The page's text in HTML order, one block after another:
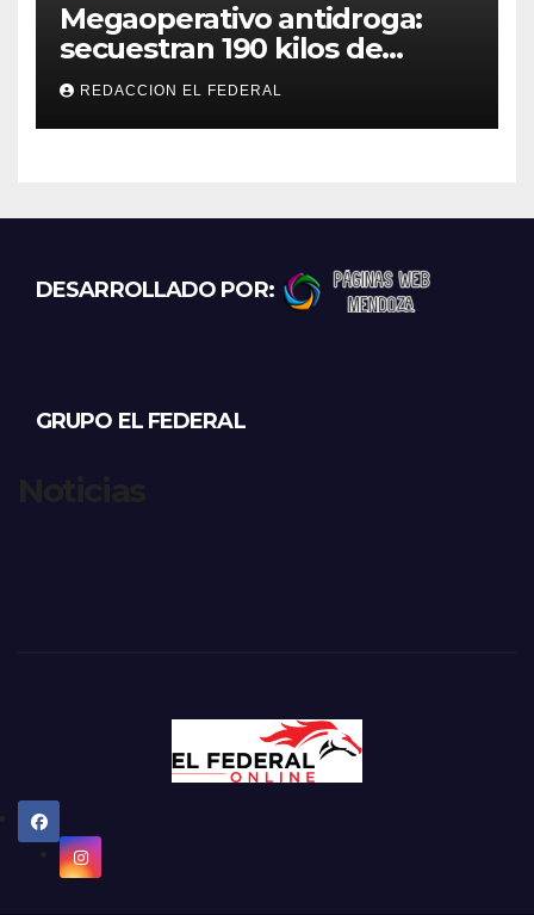
Megaoperativo antidroga:
secuestran 190 kilos de
marihuana que tenían como
destino La Rioja y Catamarca
REDACCION EL FEDERAL
DESARROLLADO POR:
GRUPO EL FEDERAL